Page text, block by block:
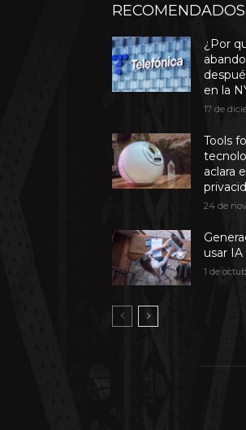
¿Por
en la
17 de
Tools
aclara
24 de
usar
1 de